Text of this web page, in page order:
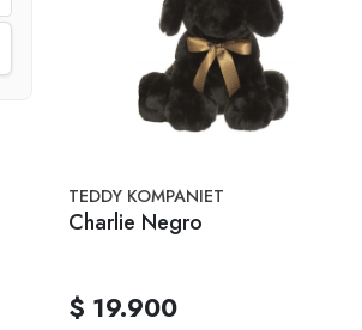
TEDDY KOMPANIET
Charlie Negro
$ 19.900